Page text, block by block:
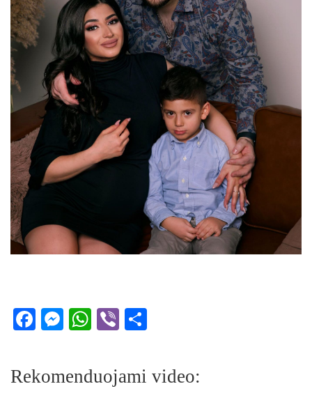
Facebook
Messenger
WhatsApp
Viber
Rekomenduojami video: